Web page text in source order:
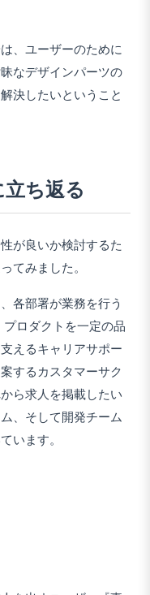
、ユーザーのために
なデザインパーツの
決したいということ
ち返る
が良いか検討するた
てみました。
各部署が業務を行う
ロダクトを一定の品
えるキャリアサポー
するカスタマーサク
ら求人を掲載したい
、そして開発チーム
います。